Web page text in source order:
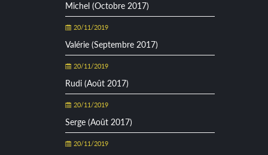
Michel (Octobre 2017)
20/11/2019
Valérie (Septembre 2017)
20/11/2019
Rudi (Août 2017)
20/11/2019
Serge (Août 2017)
20/11/2019